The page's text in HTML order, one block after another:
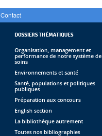
Contact
DOSSIERS THÉMATIQUES
Organisation, management et
performance de notre système de
soins
Environnements et santé
Santé, populations et politiques
publiques
Préparation aux concours
English section
La bibliothèque autrement
Toutes nos bibliographies